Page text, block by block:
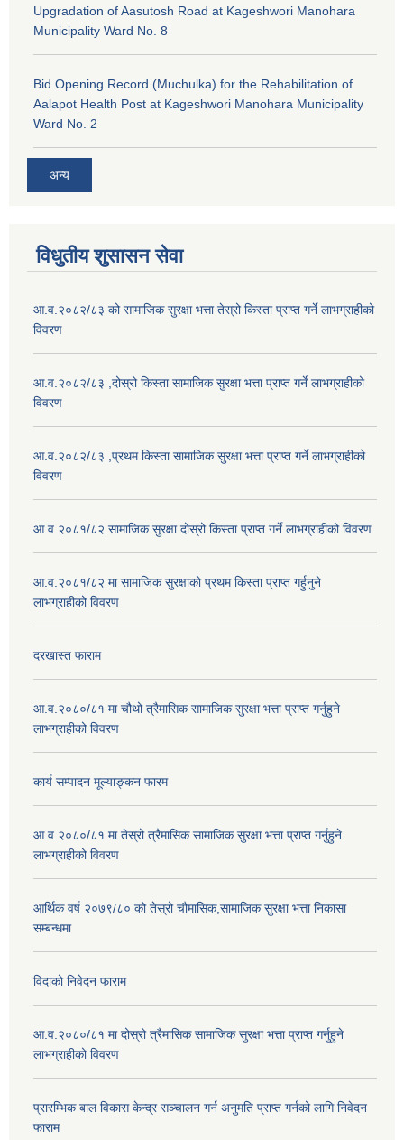
Upgradation of Aasutosh Road at Kageshwori Manohara
Municipality Ward No. 8
Bid Opening Record (Muchulka) for the Rehabilitation of
Aalapot Health Post at Kageshwori Manohara Municipality
Ward No. 2
अन्य
विधुतीय शुसासन सेवा
आ.व.२०८२/८३ को सामाजिक सुरक्षा भत्ता तेस्रो किस्ता प्राप्त गर्ने लाभग्राहीको
विवरण
आ.व.२०८२/८३ ,दोस्रो किस्ता सामाजिक सुरक्षा भत्ता प्राप्त गर्ने लाभग्राहीको
विवरण
आ.व.२०८२/८३ ,प्रथम किस्ता सामाजिक सुरक्षा भत्ता प्राप्त गर्ने लाभग्राहीको
विवरण
आ.व.२०८१/८२ सामाजिक सुरक्षा दोस्रो किस्ता प्राप्त गर्ने लाभग्राहीको विवरण
आ.व.२०८१/८२ मा सामाजिक सुरक्षाको प्रथम किस्ता प्राप्त गर्हुनुने
लाभग्राहीको विवरण
दरखास्त फाराम
आ.व.२०८०/८१ मा चौथो त्रैमासिक सामाजिक सुरक्षा भत्ता प्राप्त गर्नुहुने
लाभग्राहीको विवरण
कार्य सम्पादन मूल्याङ्कन फारम
आ.व.२०८०/८१ मा तेस्रो त्रैमासिक सामाजिक सुरक्षा भत्ता प्राप्त गर्नुहुने
लाभग्राहीको विवरण
आर्थिक वर्ष २०७९/८० को तेस्रो चौमासिक,सामाजिक सुरक्षा भत्ता निकासा
सम्बन्धमा
विदाको निवेदन फाराम
आ.व.२०८०/८१ मा दोस्रो त्रैमासिक सामाजिक सुरक्षा भत्ता प्राप्त गर्नुहुने
लाभग्राहीको विवरण
प्रारम्भिक बाल विकास केन्द्र सञ्चालन गर्न अनुमति प्राप्त गर्नको लागि निवेदन
फाराम